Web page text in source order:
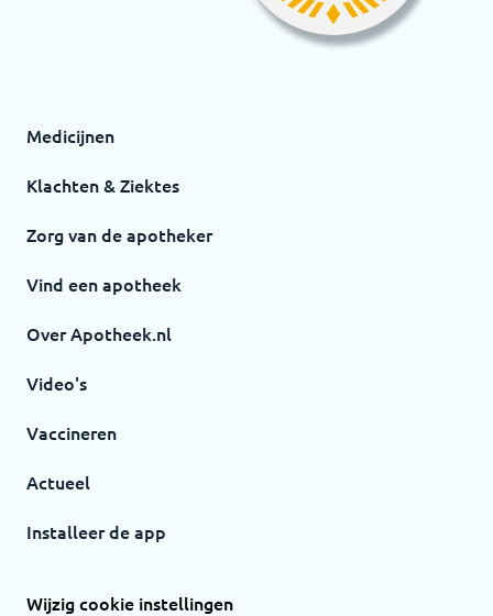
Medicijnen
Klachten & Ziektes
Zorg van de apotheker
Vind een apotheek
Over Apotheek.nl
Video's
Vaccineren
Actueel
Installeer de app
Wijzig cookie instellingen